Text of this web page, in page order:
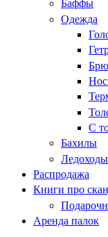
Баффы
Одежда
С
Бахилы
Ледоходы
Распродажа
Книги про
Аренда палок